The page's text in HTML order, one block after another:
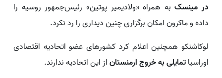
در مینسکبه همراه «ولادیمیر پوتین» رئیس‌جمهور روسیه را
داده و ماکرون امکان برگزاری چنین دیداری را رد نکرد.
لوکاشنکو همچنین اعلام کرد کشورهای عضو اتحادیه اقتصادی
اوراسیاتمایلی به خروج ارمنستاناز این اتحادیه ندارند.